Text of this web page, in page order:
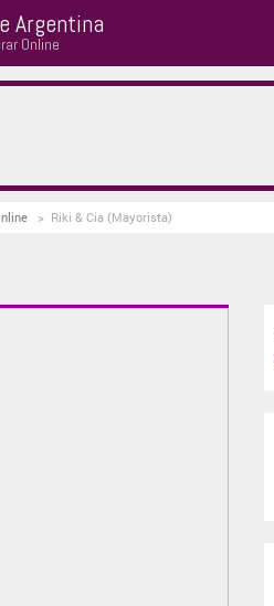
Argentina
Online
> Riki & Cia (Mayorista)